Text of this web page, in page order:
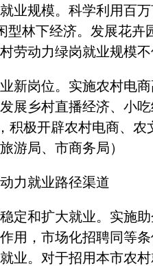
规模。科学利用百万
型林下经济。发展花
劳动力绿岗就业规模
岗位。实施农村电商
展乡村直播经济、小
积极开辟农村电商、
游局、市商务局）
就业路径渠道
和扩大就业。实施助
用，市场化招聘同等
业。对于招用本市农